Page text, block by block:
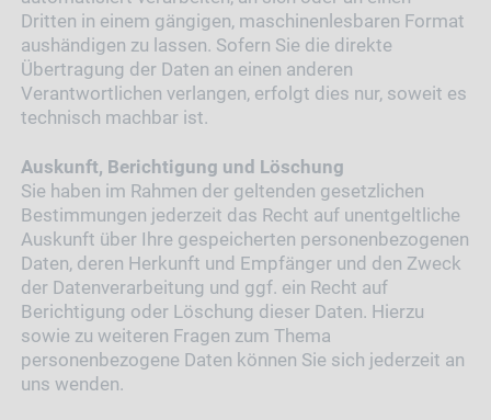
Dritten in einem gängigen, maschinenlesbaren Format
aushändigen zu lassen. Sofern Sie die direkte
Übertragung der Daten an einen anderen
Verantwortlichen verlangen, erfolgt dies nur, soweit es
technisch machbar ist.
Auskunft, Berichtigung und Löschung
Sie haben im Rahmen der geltenden gesetzlichen
Bestimmungen jederzeit das Recht auf unentgeltliche
Auskunft über Ihre gespeicherten personenbezogenen
Daten, deren Herkunft und Empfänger und den Zweck
der Datenverarbeitung und ggf. ein Recht auf
Berichtigung oder Löschung dieser Daten. Hierzu
sowie zu weiteren Fragen zum Thema
personenbezogene Daten können Sie sich jederzeit an
uns wenden.